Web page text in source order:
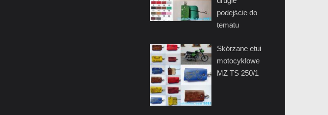
podejście do
tematu
Skórzane etui
motocyklowe
MZ TS 250/1